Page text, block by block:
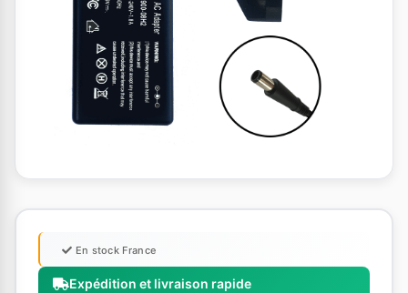
Expédition et livraison rapide
En stock France